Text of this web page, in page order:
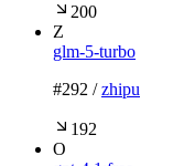
200
Z
glm-5-turbo
#292 /zhipu
192
O